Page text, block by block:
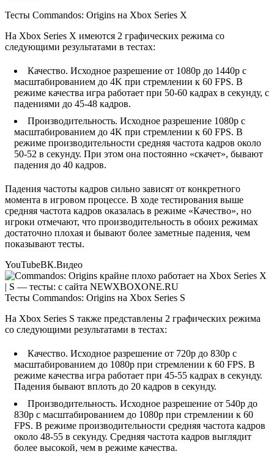
Тесты Commandos: Origins на Xbox Series X
На Xbox Series X имеются 2 графических режима со
следующими результатами в тестах:
Качество. Исходное разрешение от 1080p до 1440p с
масштабированием до 4K при стремлении к 60 FPS. В
режиме качества игра работает при 50-60 кадрах в секунду, с
падениями до 45-48 кадров.
Производительность. Исходное разрешение 1080p с
масштабированием до 4K при стремлении к 60 FPS. В
режиме производительности средняя частота кадров около
50-52 в секунду. При этом она постоянно «скачет», бывают
падения до 40 кадров.
Падения частоты кадров сильно зависят от конкретного
момента в игровом процессе. В ходе тестирования выше
средняя частота кадров оказалась в режиме «Качество», но
игроки отмечают, что производительность в обоих режимах
достаточно плохая и бывают более заметные падения, чем
показывают тесты.
YouTubeВК.Видео
Тесты Commandos: Origins на Xbox Series S
На Xbox Series S также представлены 2 графических режима
со следующими результатами в тестах:
Качество. Исходное разрешение от 720p до 830p с
масштабированием до 1080p при стремлении к 60 FPS. В
режиме качества игра работает при 45-55 кадрах в секунду.
Падения бывают вплоть до 20 кадров в секунду.
Производительность. Исходное разрешение от 540p до
830p с масштабированием до 1080p при стремлении к 60
FPS. В режиме производительности средняя частота кадров
около 48-55 в секунду. Средняя частота кадров выглядит
более высокой, чем в режиме качества.